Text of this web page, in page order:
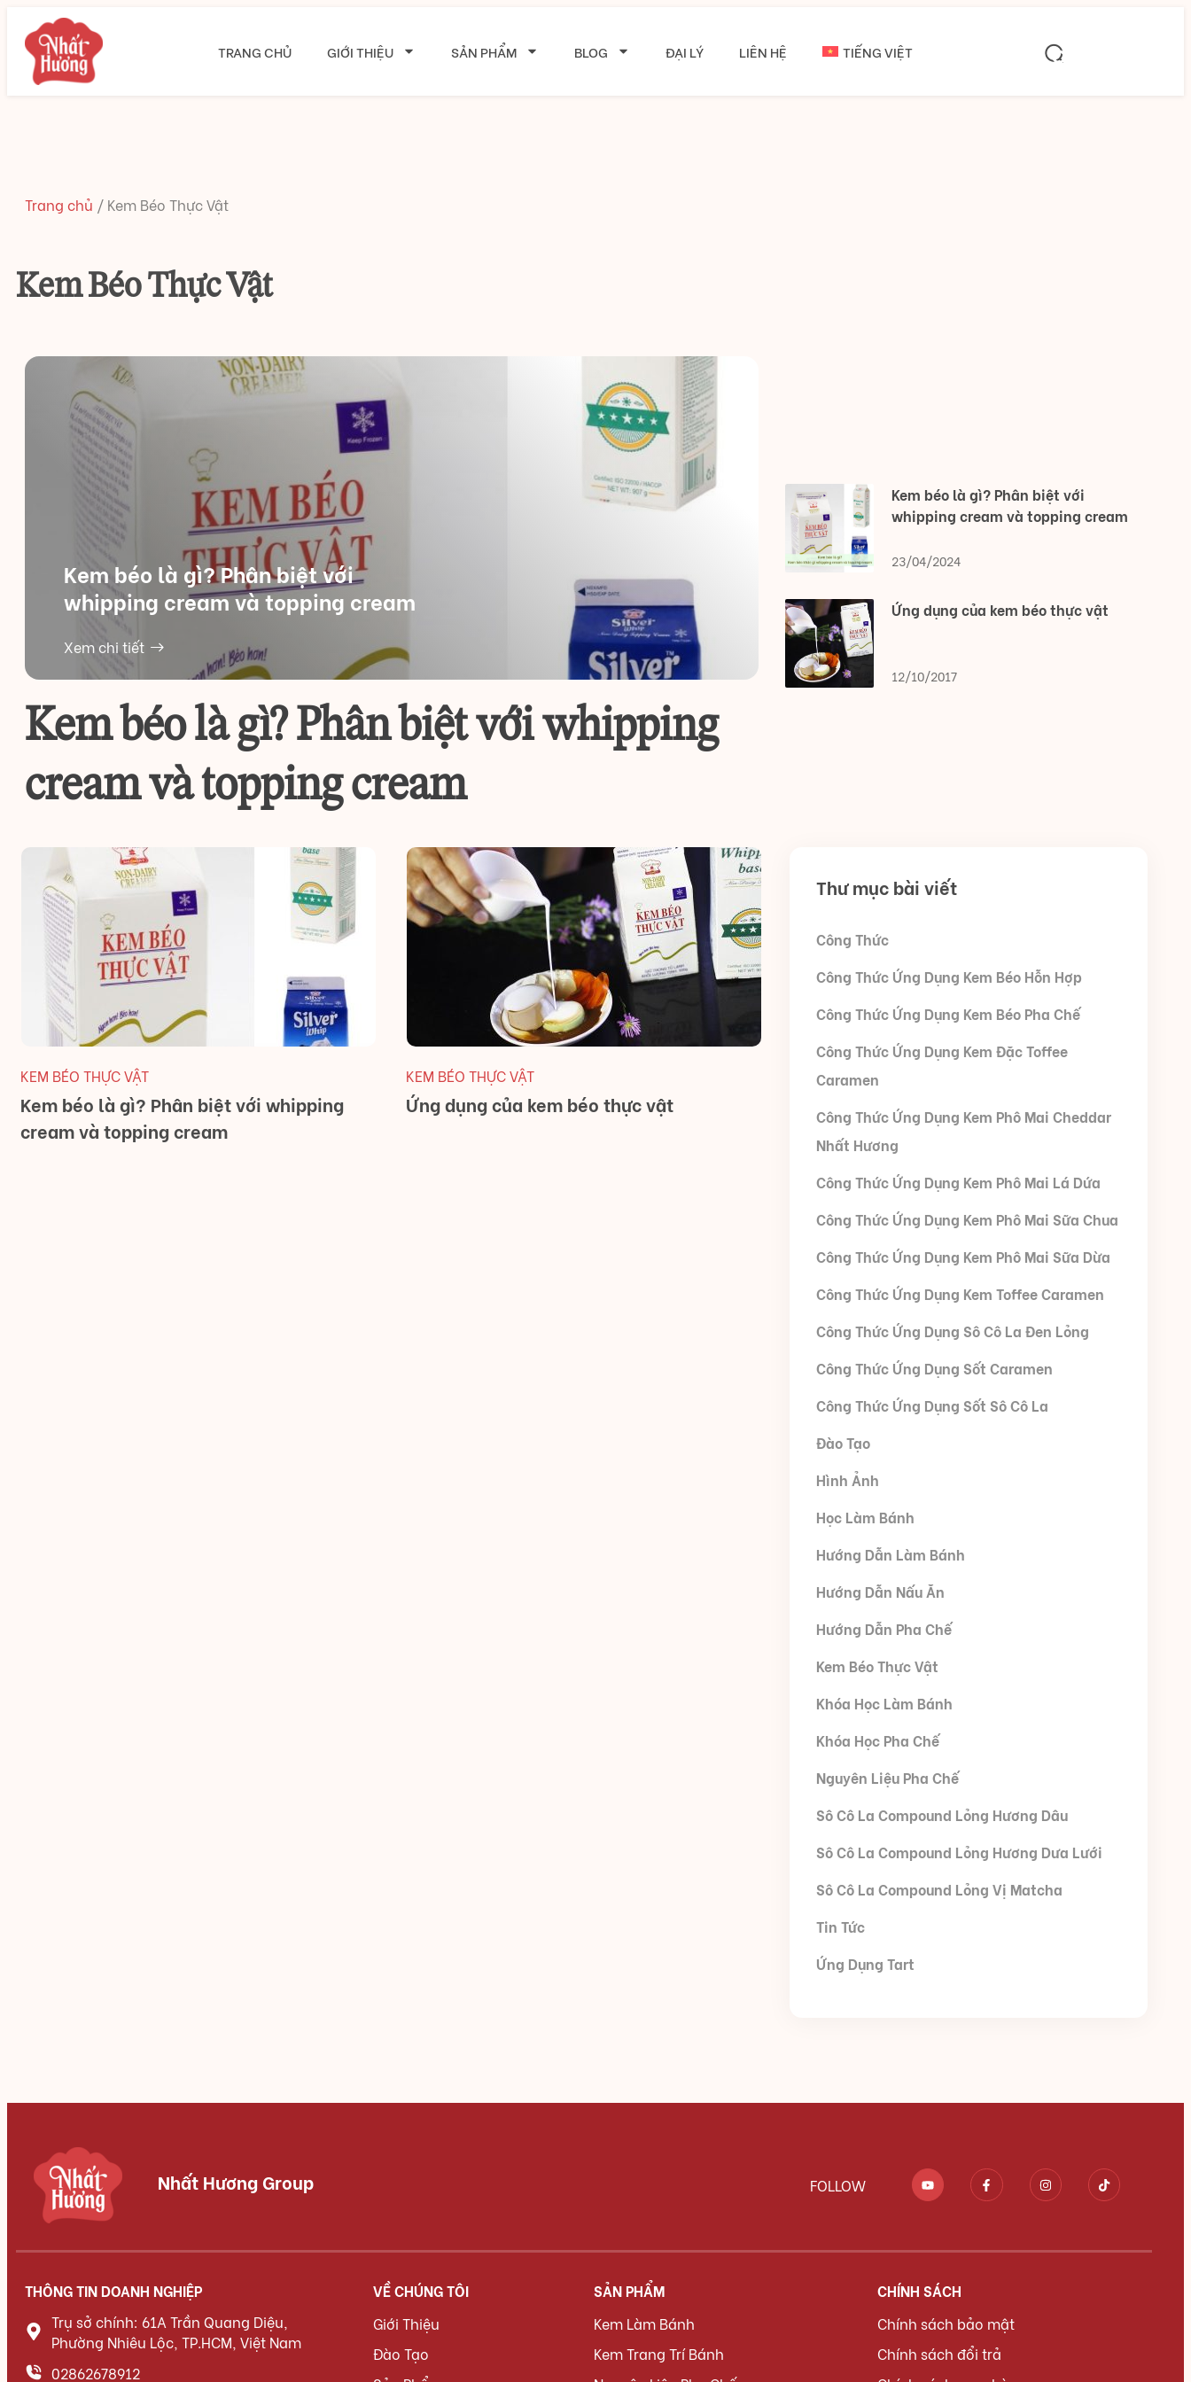
TRANG CHỦ GIỚI THIỆU SẢN PHẨM BLOG ĐẠI LÝ LIÊN HỆ TIẾNG VIỆT
Trang chủ / Kem Béo Thực Vật
Kem Béo Thực Vật
Kem béo là gì? Phân biệt với
whipping cream và topping cream
Xem chi tiết
Kem béo là gì? Phân biệt với whipping
cream và topping cream
Kem béo là gì? Phân biệt với
whipping cream và topping cream
23/04/2024
Ứng dụng của kem béo thực vật
12/10/2017
KEM BÉO THỰC VẬT
Kem béo là gì? Phân biệt với whipping
cream và topping cream
KEM BÉO THỰC VẬT
Ứng dụng của kem béo thực vật
Thư mục bài viết
Công Thức
Công Thức Ứng Dụng Kem Béo Hỗn Hợp
Công Thức Ứng Dụng Kem Béo Pha Chế
Công Thức Ứng Dụng Kem Đặc Toffee
Caramen
Công Thức Ứng Dụng Kem Phô Mai Cheddar
Nhất Hương
Công Thức Ứng Dụng Kem Phô Mai Lá Dứa
Công Thức Ứng Dụng Kem Phô Mai Sữa Chua
Công Thức Ứng Dụng Kem Phô Mai Sữa Dừa
Công Thức Ứng Dụng Kem Toffee Caramen
Công Thức Ứng Dụng Sô Cô La Đen Lỏng
Công Thức Ứng Dụng Sốt Caramen
Công Thức Ứng Dụng Sốt Sô Cô La
Đào Tạo
Hình Ảnh
Học Làm Bánh
Hướng Dẫn Làm Bánh
Hướng Dẫn Nấu Ăn
Hướng Dẫn Pha Chế
Kem Béo Thực Vật
Khóa Học Làm Bánh
Khóa Học Pha Chế
Nguyên Liệu Pha Chế
Sô Cô La Compound Lỏng Hương Dâu
Sô Cô La Compound Lỏng Hương Dưa Lưới
Sô Cô La Compound Lỏng Vị Matcha
Tin Tức
Ứng Dụng Tart
Nhất Hương Group FOLLOW
THÔNG TIN DOANH NGHIỆP
Trụ sở chính: 61A Trần Quang Diệu,
Phường Nhiêu Lộc, TP.HCM, Việt Nam
02862678912
VỀ CHÚNG TÔI
Giới Thiệu
Đào Tạo
SẢN PHẨM
Kem Làm Bánh
Kem Trang Trí Bánh
CHÍNH SÁCH
Chính sách bảo mật
Chính sách đổi trả